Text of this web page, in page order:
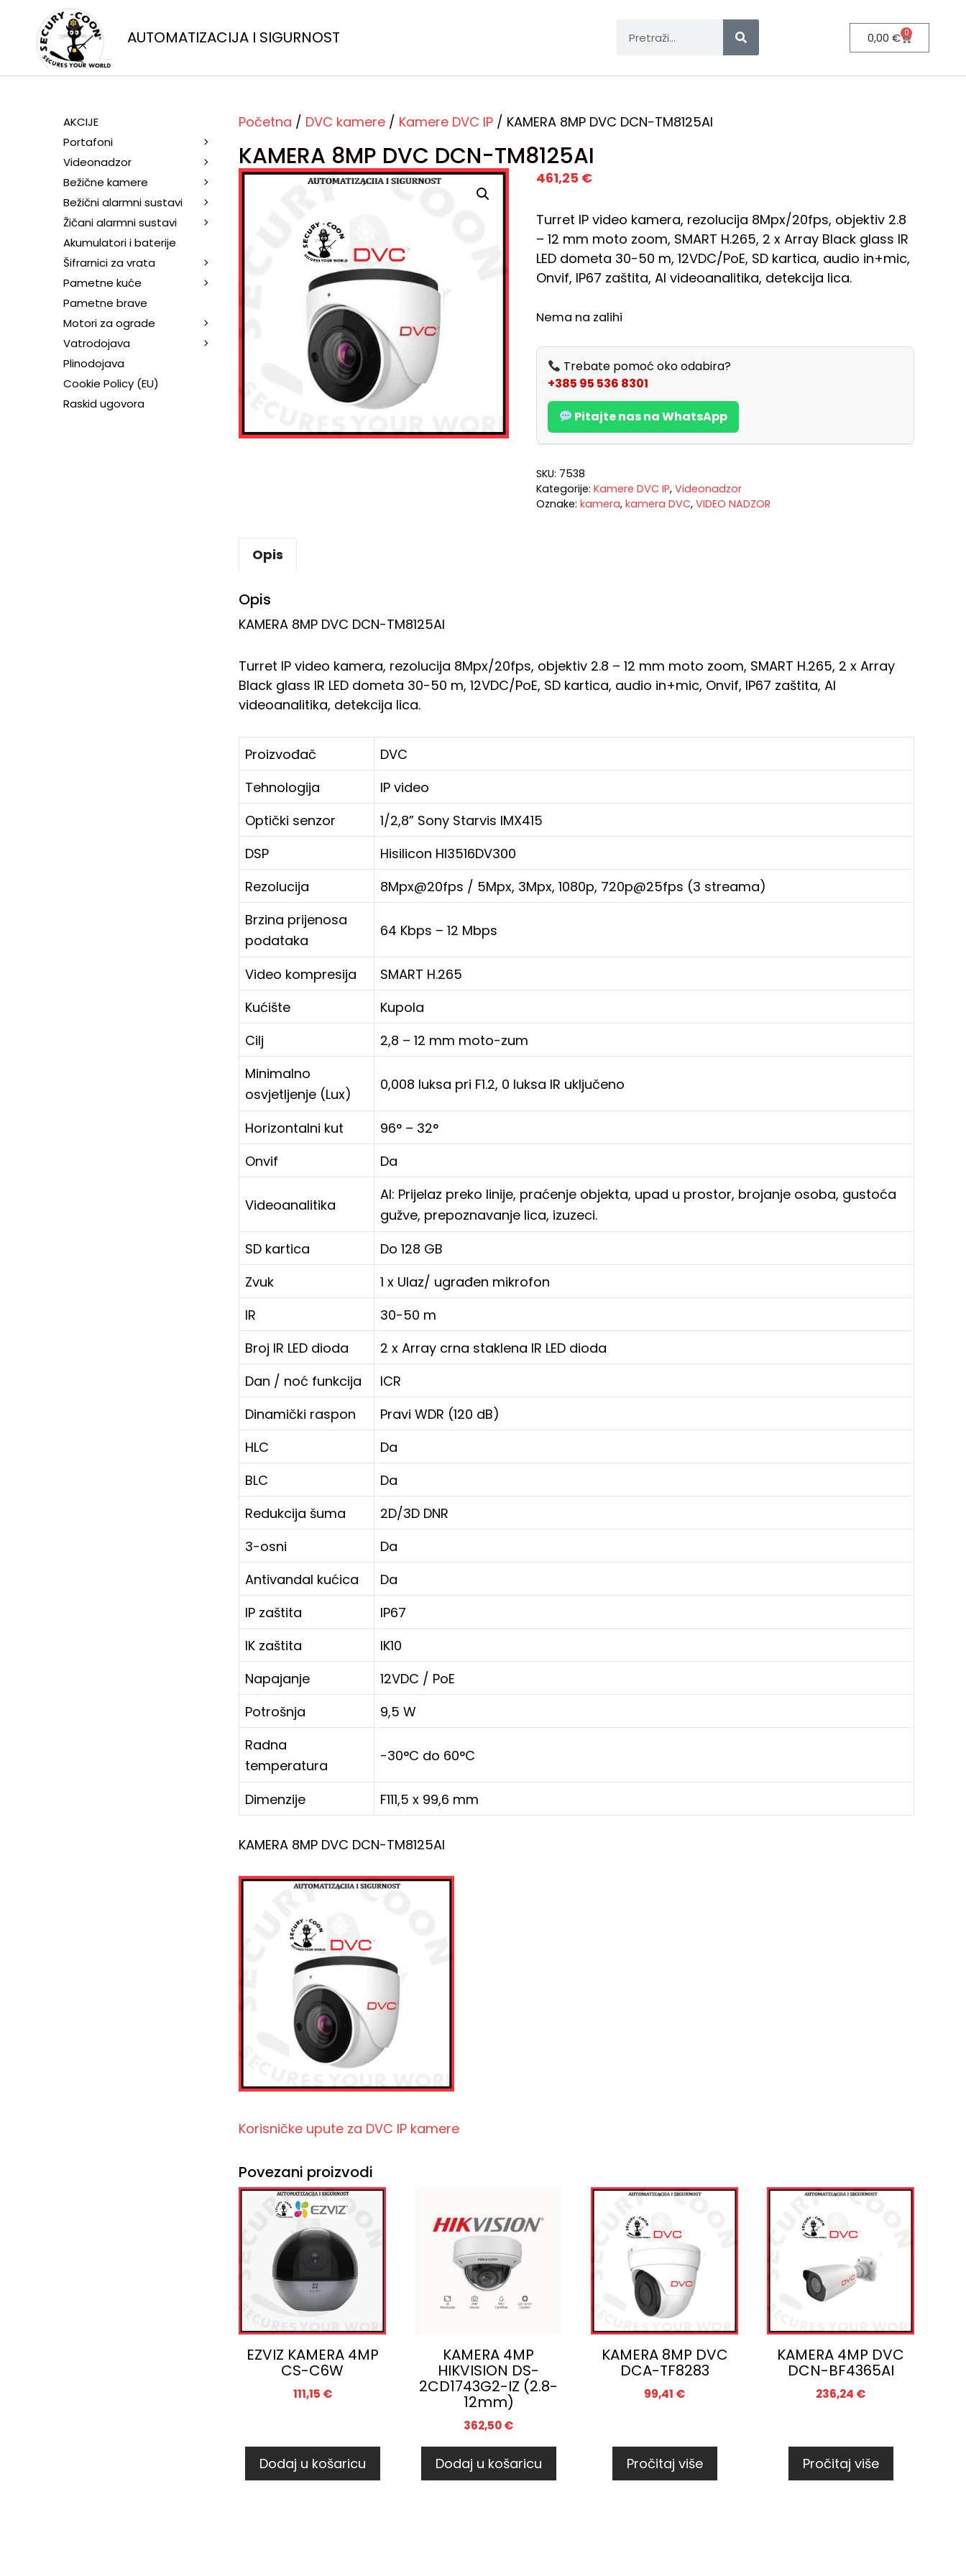
AUTOMATIZACIJA I SIGURNOST 0,00€ 0
Početna / DVC kamere / Kamere DVC IP / KAMERA 8MP DVC DCN-TM8125AI
KAMERA 8MP DVC DCN-TM8125AI
461,25 €
Turret IP video kamera, rezolucija 8Mpx/20fps, objektiv 2.8
– 12 mm moto zoom, SMART H.265, 2 x Array Black glass IR
LED dometa 30-50 m, 12VDC/PoE, SD kartica, audio in+mic,
Onvif, IP67 zaštita, AI videoanalitika, detekcija lica.
Nema na zalihi
Trebate pomoć oko odabira?
+385 95 536 8301
Pitajte nas na WhatsApp
SKU: 7538
Kategorije: Kamere DVC IP, Videonadzor
Oznake: kamera, kamera DVC, VIDEO NADZOR
Opis
Opis
KAMERA 8MP DVC DCN-TM8125AI
Turret IP video kamera, rezolucija 8Mpx/20fps, objektiv 2.8 – 12 mm moto zoom, SMART H.265, 2 x Array
Black glass IR LED dometa 30-50 m, 12VDC/PoE, SD kartica, audio in+mic, Onvif, IP67 zaštita, AI
videoanalitika, detekcija lica.
Proizvođač
DVC
Tehnologija
IP video
Optički senzor
1/2,8” Sony Starvis IMX415
DSP
Hisilicon HI3516DV300
Rezolucija
8Mpx@20fps / 5Mpx, 3Mpx, 1080p, 720p@25fps (3 streama)
Brzina prijenosa
podataka
64 Kbps – 12 Mbps
Video kompresija
SMART H.265
Kućište
Kupola
Cilj
2,8 – 12 mm moto-zum
Minimalno
osvjetljenje (Lux)
0,008 luksa pri F1.2, 0 luksa IR uključeno
Horizontalni kut
96° – 32°
Onvif
Da
Videoanalitika
AI: Prijelaz preko linije, praćenje objekta, upad u prostor, brojanje osoba, gustoća
gužve, prepoznavanje lica, izuzeci.
SD kartica
Do 128 GB
Zvuk
1 x Ulaz/ ugrađen mikrofon
IR
30-50 m
Broj IR LED dioda
2 x Array crna staklena IR LED dioda
Dan / noć funkcija
ICR
Dinamički raspon
Pravi WDR (120 dB)
HLC
Da
BLC
Da
Redukcija šuma
2D/3D DNR
3-osni
Da
Antivandal kućica
Da
IP zaštita
IP67
IK zaštita
IK10
Napajanje
12VDC / PoE
Potrošnja
9,5 W
Radna
temperatura
-30°C do 60°C
Dimenzije F111,5 x 99,6 mm
KAMERA 8MP DVC DCN-TM8125AI
Korisničke upute za DVC IP kamere
Povezani proizvodi
EZVIZ KAMERA 4MP
CS-C6W
111,15 €
Dodaj u košaricu
KAMERA 4MP
HIKVISION DS-
2CD1743G2-IZ (2.8-
12mm)
362,50€
Dodaj u košaricu
KAMERA 8MP DVC
DCA-TF8283
99,41 €
Pročitaj više
KAMERA 4MP DVC
DCN-BF4365AI
236,24 €
Pročitaj više
AKCIJE
Portafoni
Videonadzor
Bežične kamere
Bežični alarmni sustavi
Žičani alarmni sustavi
Akumulatori i baterije
Šifrarnici za vrata
Pametne kuće
Pametne brave
Motori za ograde
Vatrodojava
Plinodojava
Cookie Policy (EU)
Raskid ugovora